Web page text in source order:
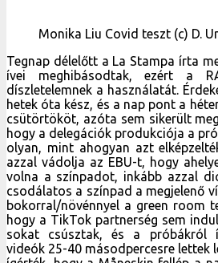
Monika Liu Covid teszt (c) D.
Tegnap délelőtt a La Stampa írta
ívei meghibásodtak, ezért a
díszletelemnek a használatát.
hetek óta kész, és a nap pont a
csütörtököt, azóta sem sikerült
hogy a delegációk produkciója a
olyan, mint ahogyan azt
azzal vádolja az EBU-t, hogy
volna a színpadot, inkább azzal
csodálatos a színpad a megjelenő
bokorral/növénnyel a green room
hogy a TikTok partnerség sem
sokat csúsztak, és a próbákról
videók 25-40 másodpercesre lettek